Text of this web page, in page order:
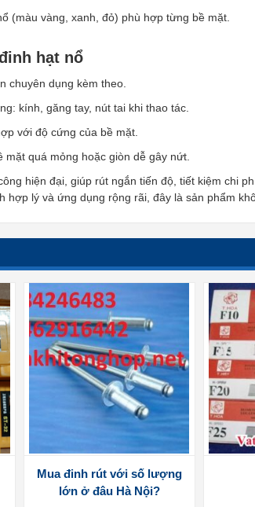
(màu vàng, xanh, đỏ) phù hợp từng bề mặt.
hạt nổ
chuyên dụng kèm theo.
kính, găng tay, nút tai khi thao tác.
với độ cứng của bề mặt.
mặt quá mỏng hoặc giòn dễ gây nứt.
hiện đại, giúp rút ngắn tiến độ, tiết kiệm chi
hợp lý và ứng dụng rộng rãi, đây là sản phẩm
Mua đinh rút với số lượng
lớn ở đâu Hà Nội?